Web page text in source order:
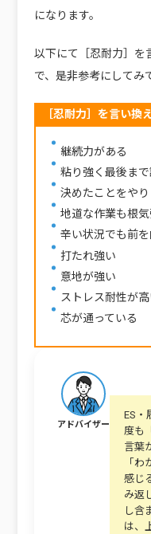
になります。
以下にて［忍耐力］を
で、是非参考にしてみ
［忍耐力］を言い換
継続力がある
粘り強く最後ま
決めたことをやり
地道な作業も根
辛い状況でも前
打たれ強い
意地が強い
ストレス耐性が高
芯が通っている
アドバイザー
ES・
度も
言葉
「
感じ
み返
し含
は、